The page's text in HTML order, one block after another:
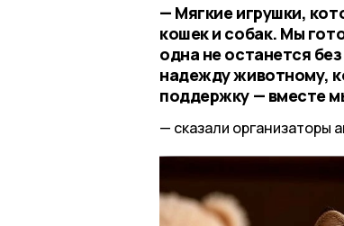
— Мягкие игрушки,
кошек и собак. Мы
одна не останется
надежду животному,
поддержку — вместе
сказали организаторы